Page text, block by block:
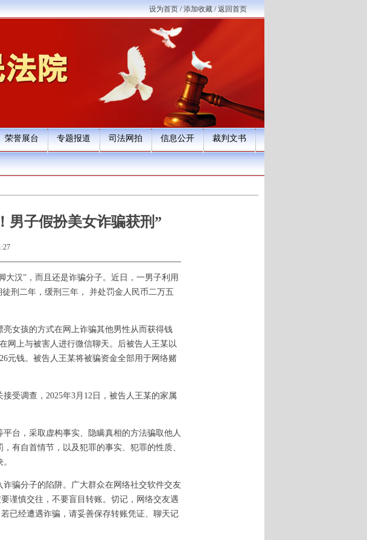
设为首页/添加收藏/返回首页
荣誉展台 专题报道 司法网拍 信息公开 裁判文书
男子假扮美女诈骗获刑”
汉”，而且还是诈骗分子。近日，一男子利用
刑二年，缓刑三年， 并处罚金人民币二万五
女孩的方式在网上诈骗其他男性从而获得钱
网上与被害人进行微信聊天。后被告人王某以
元钱。被告人王某将被骗资金全部用于网络赌
受调查，2025年3月12日，被告人王某的家属
台，采取虚构事实、隐瞒真相的方法骗取他人
有自首情节，以及犯罪的事实、犯罪的性质、
骗分子的陷阱。广大群众在网络社交软件交友
谨慎交往，不要盲目转账。切记，网络交友遇
已经遭遇诈骗，请妥善保存转账凭证、聊天记